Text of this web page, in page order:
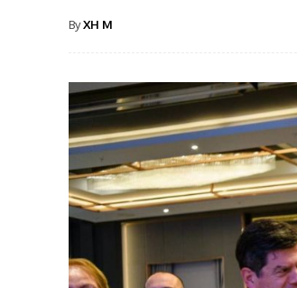
ByXH M